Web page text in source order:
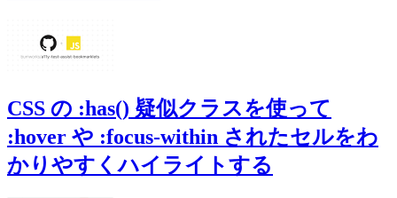
CSS の :has() 疑似クラスを使って
:hover や :focus-within されたセルをわ
かりやすくハイライトする